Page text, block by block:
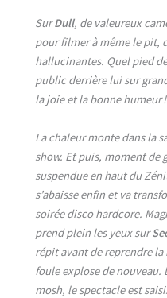
SurDull, de valeureux
pour filmer à même le pit,
hallucinantes. Quel pied
public derrière lui sur
la joie et la bonne humeur !
La chaleur monte dans la
show. Et puis, moment de
suspendue en haut du
s’abaisse enfin et va
soirée disco hardcore.
prend plein les yeux sur
répit avant de reprendre la
foule explose de nouveau.
mosh, le spectacle est